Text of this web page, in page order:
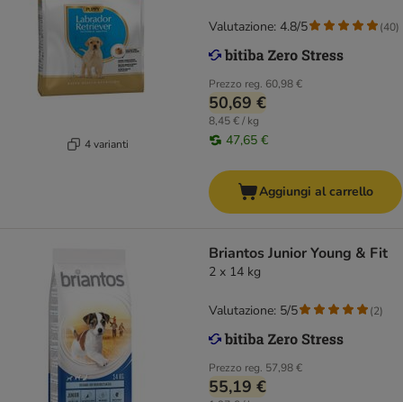
4 varianti
Prezzo reg. 60,98 €
50,69 €
8,45 € / kg
47,65 €
Valutazione: 4.8/5 (40)
Aggiungi al carrello
Briantos Junior Young & Fit
2 x 14 kg
Prezzo reg. 57,98 €
55,19 €
Valutazione: 5/5 (2)